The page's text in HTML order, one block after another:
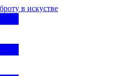
в искустве